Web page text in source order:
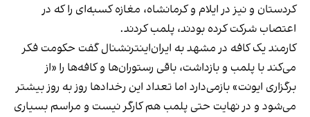
کردستان و نیز در ایلام و کرمانشاه، مغازه کسبه‌ای را که در
اعتصاب شرکت کرده بودند، پلمب کردند.
کارمند یک کافه در مشهد به ایران‌اینترنشنال گفت حکومت فکر
می‌کند با پلمب و بازداشت، باقی رستوران‌ها و کافه‌ها را «از
برگزاری ایونت» بازمی‌دارد اما تعداد این رخدادها روز به روز بیشتر
می‌شود و در نهایت حتی پلمب هم کارگر نیست و مراسم بسیاری